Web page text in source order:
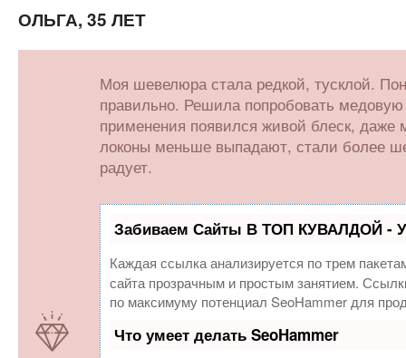
ОЛЬГА, 35 ЛЕТ
Моя шевелюра стала редкой, тусклой.
правильно. Решила попробовать
применения появился живой блеск,
локоны меньше выпадают, стали более
радует.
Забиваем Сайты В ТОП КУВАЛДОЙ -
Каждая ссылка анализируется по трем
сайта прозрачным и простым занятием.
по максимуму потенциал SeoHammer для
Что умеет делать SeoHammer